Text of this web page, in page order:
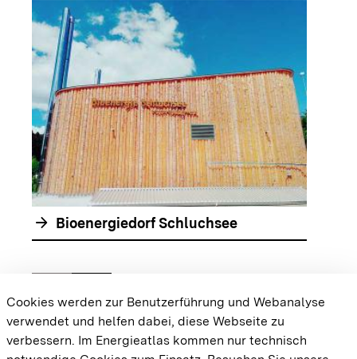
arrow_forward Bioenergiedorf Schluchsee
Zur vorhergehenden Folie springen
chevron_rightZur nächsten Folie springen
{{#displayPraxisbeispielMap}} {{{body}}}
Cookies werden zur Benutzerführung und Webanalyse
verwendet und helfen dabei, diese Webseite zu
verbessern. Im Energieatlas kommen nur technisch